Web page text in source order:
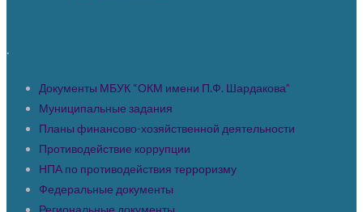
.
Документы МБУК “ОКМ имени П.Ф. Шардакова”
Муниципальные задания
Планы финансово-хозяйственной деятельности
Противодействие коррупции
НПА по противодействия терроризму
Федеральные документы